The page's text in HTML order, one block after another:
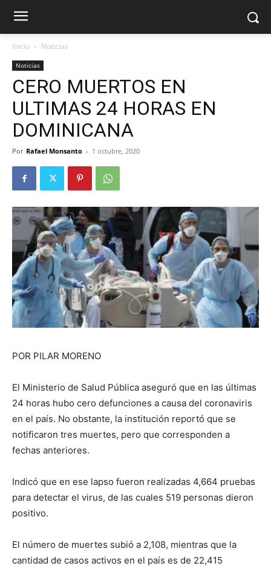
Inicio Noticias
Noticias
CERO MUERTOS EN
ULTIMAS 24 HORAS EN
DOMINICANA
Por Rafael Monsanto - 1 octubre, 2020
POR PILAR MORENO
El Ministerio de Salud Pública aseguró que en las últimas
24 horas hubo cero defunciones a causa del coronaviris
en el país. No obstante, la institución reportó que se
notificaron tres muertes, pero que corresponden a
fechas anteriores.
Indicó que en ese lapso fueron realizadas 4,664 pruebas
para detectar el virus, de las cuales 519 personas dieron
positivo.
El número de muertes subió a 2,108, mientras que la
cantidad de casos activos en el país es de 22,415